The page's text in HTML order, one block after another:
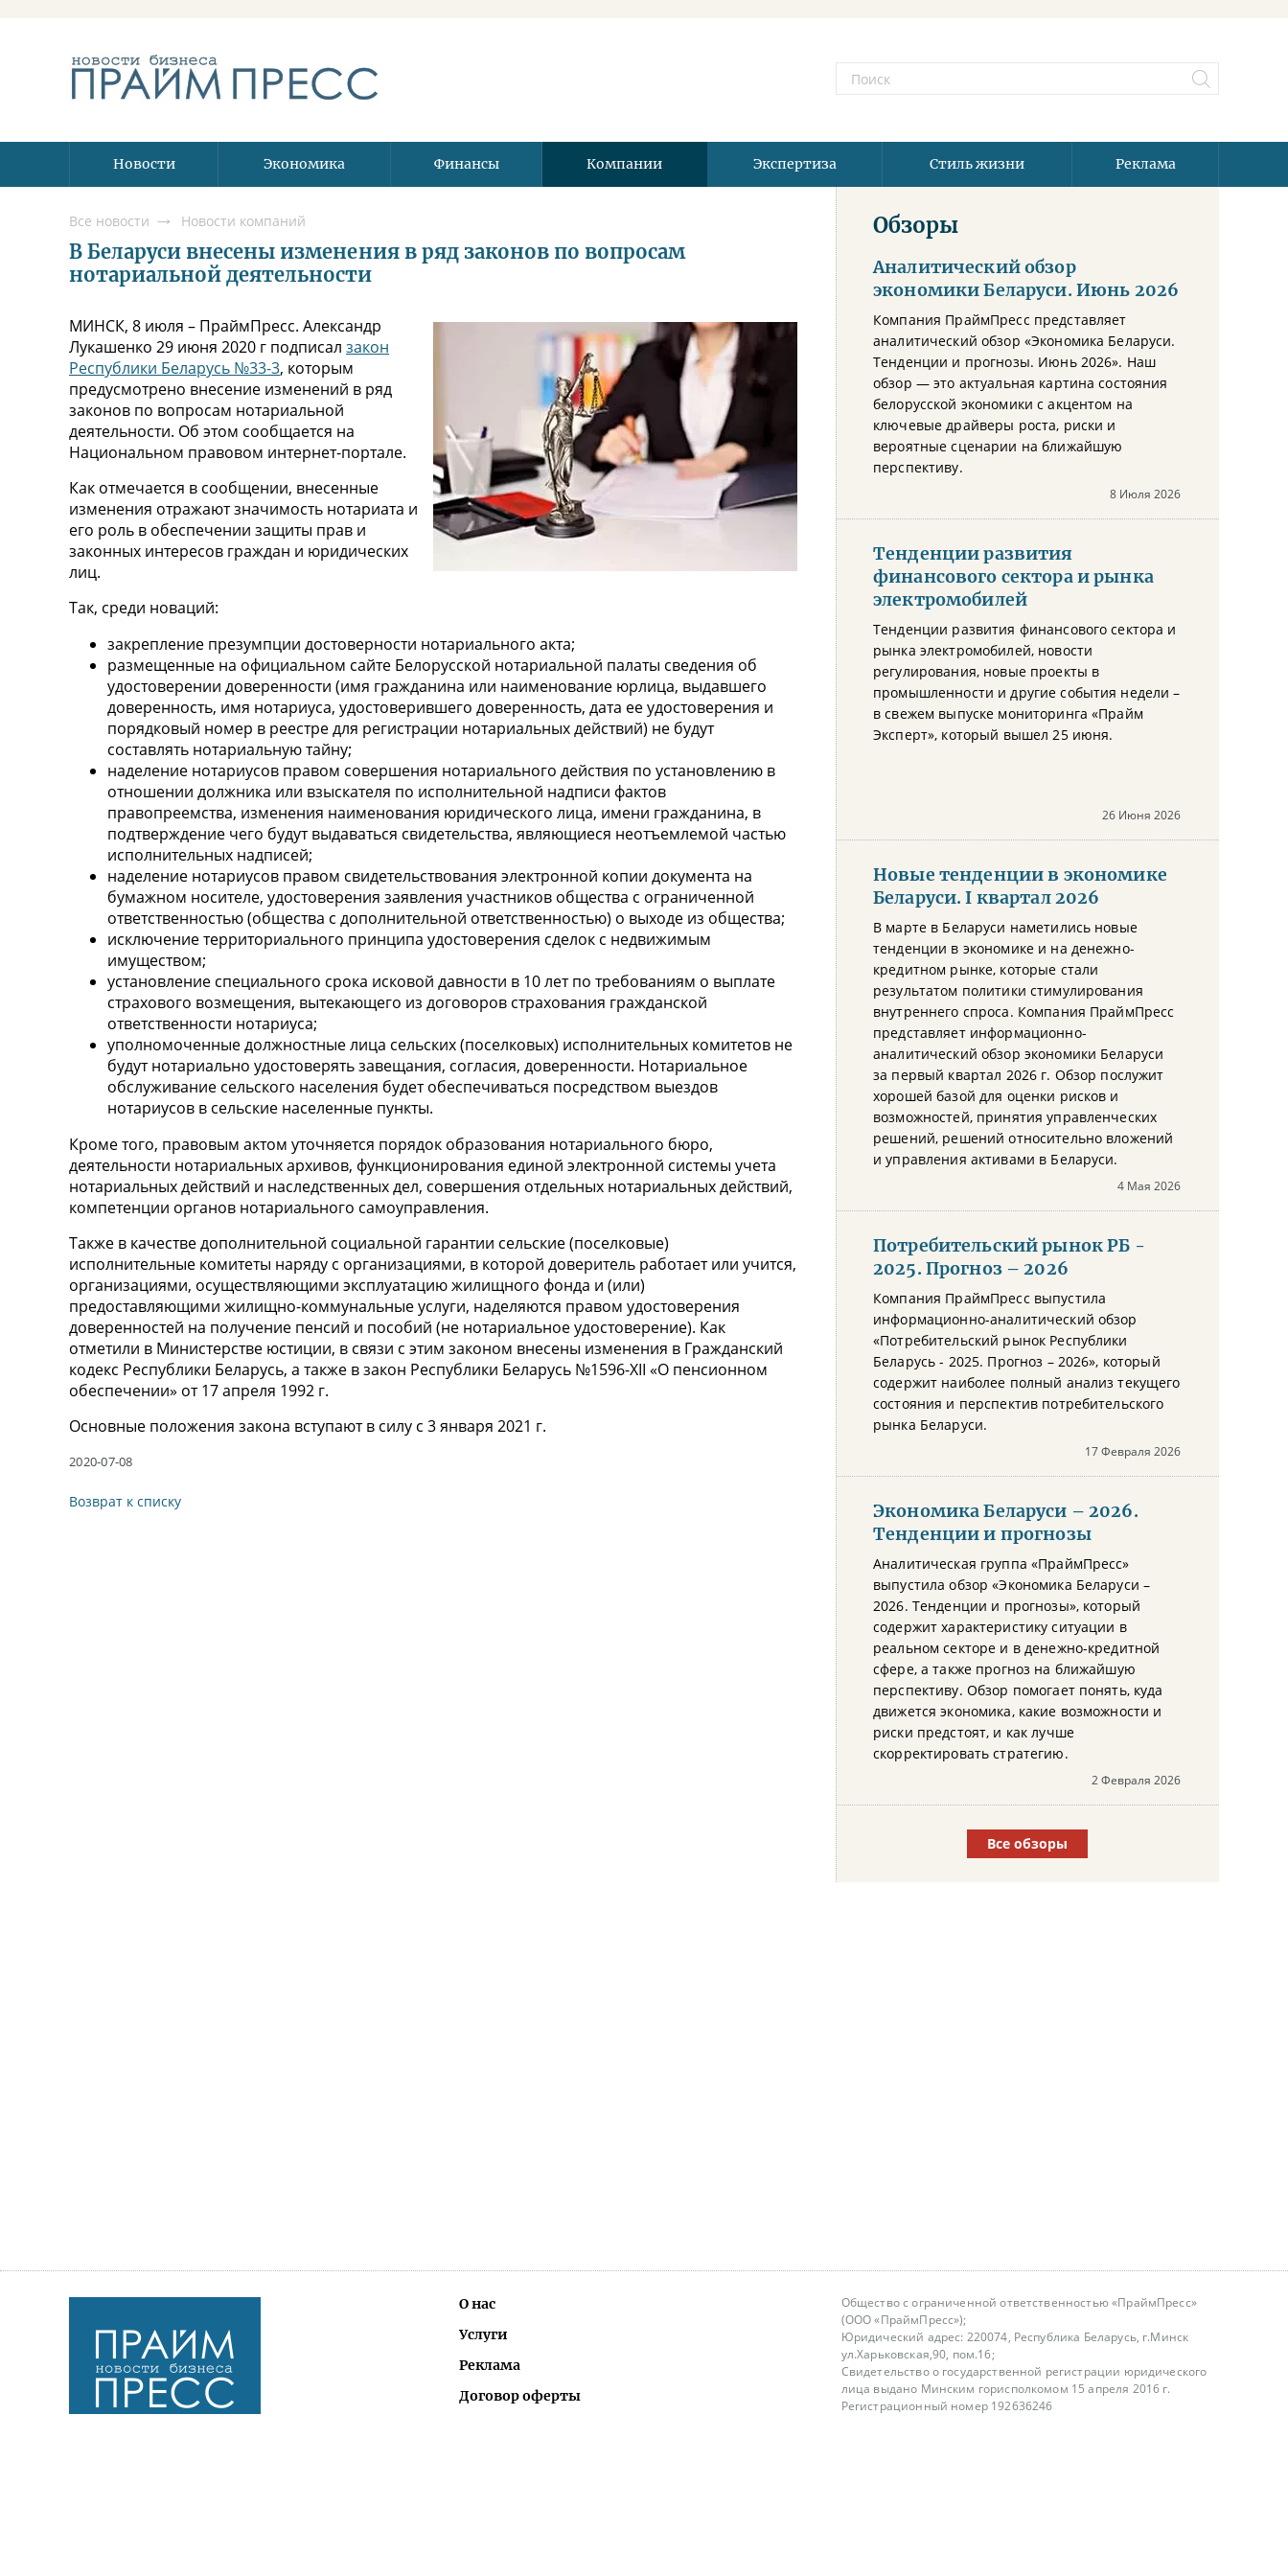
Новости Экономика Финансы Компании Экспертиза Стиль жизни Реклама
Все новости Новости компаний
В Беларуси внесены изменения в ряд законов по вопросам
нотариальной деятельности
МИНСК, 8 июля – ПраймПресс. Александр
Лукашенко 29 июня 2020 г подписал закон
Республики Беларусь №33-3, которым
предусмотрено внесение изменений в ряд
законов по вопросам нотариальной
деятельности. Об этом сообщается на
Национальном правовом интернет-портале.
Как отмечается в сообщении, внесенные
изменения отражают значимость нотариата и
его роль в обеспечении защиты прав и
законных интересов граждан и юридических
лиц.
Так, среди новаций:
закрепление презумпции достоверности нотариального акта;
размещенные на официальном сайте Белорусской нотариальной палаты сведения об
удостоверении доверенности (имя гражданина или наименование юрлица, выдавшего
доверенность, имя нотариуса, удостоверившего доверенность, дата ее удостоверения и
порядковый номер в реестре для регистрации нотариальных действий) не будут
составлять нотариальную тайну;
наделение нотариусов правом совершения нотариального действия по установлению в
отношении должника или взыскателя по исполнительной надписи фактов
правопреемства, изменения наименования юридического лица, имени гражданина, в
подтверждение чего будут выдаваться свидетельства, являющиеся неотъемлемой частью
исполнительных надписей;
наделение нотариусов правом свидетельствования электронной копии документа на
бумажном носителе, удостоверения заявления участников общества с ограниченной
ответственностью (общества с дополнительной ответственностью) о выходе из общества;
исключение территориального принципа удостоверения сделок с недвижимым
имуществом;
установление специального срока исковой давности в 10 лет по требованиям о выплате
страхового возмещения, вытекающего из договоров страхования гражданской
ответственности нотариуса;
уполномоченные должностные лица сельских (поселковых) исполнительных комитетов не
будут нотариально удостоверять завещания, согласия, доверенности. Нотариальное
обслуживание сельского населения будет обеспечиваться посредством выездов
нотариусов в сельские населенные пункты.
Кроме того, правовым актом уточняется порядок образования нотариального бюро,
деятельности нотариальных архивов, функционирования единой электронной системы учета
нотариальных действий и наследственных дел, совершения отдельных нотариальных действий,
компетенции органов нотариального самоуправления.
Также в качестве дополнительной социальной гарантии сельские (поселковые)
исполнительные комитеты наряду с организациями, в которой доверитель работает или учится,
организациями, осуществляющими эксплуатацию жилищного фонда и (или)
предоставляющими жилищно-коммунальные услуги, наделяются правом удостоверения
доверенностей на получение пенсий и пособий (не нотариальное удостоверение). Как
отметили в Министерстве юстиции, в связи с этим законом внесены изменения в Гражданский
кодекс Республики Беларусь, а также в закон Республики Беларусь №1596-XII «О пенсионном
обеспечении» от 17 апреля 1992 г.
Основные положения закона вступают в силу с 3 января 2021 г.
2020-07-08
Возврат к списку
Обзоры
Аналитический обзор
экономики Беларуси. Июнь 2026
Компания ПраймПресс представляет
аналитический обзор «Экономика Беларуси.
Тенденции и прогнозы. Июнь 2026». Наш
обзор — это актуальная картина состояния
белорусской экономики с акцентом на
ключевые драйверы роста, риски и
вероятные сценарии на ближайшую
перспективу.
8 Июля 2026
Тенденции развития
финансового сектора и рынка
электромобилей
Тенденции развития финансового сектора и
рынка электромобилей, новости
регулирования, новые проекты в
промышленности и другие события недели –
в свежем выпуске мониторинга «Прайм
Эксперт», который вышел 25 июня.
26 Июня 2026
Новые тенденции в экономике
Беларуси. I квартал 2026
В марте в Беларуси наметились новые
тенденции в экономике и на денежно-
кредитном рынке, которые стали
результатом политики стимулирования
внутреннего спроса. Компания ПраймПресс
представляет информационно-
аналитический обзор экономики Беларуси
за первый квартал 2026 г. Обзор послужит
хорошей базой для оценки рисков и
возможностей, принятия управленческих
решений, решений относительно вложений
и управления активами в Беларуси.
4 Мая 2026
Потребительский рынок РБ -
2025. Прогноз – 2026
Компания ПраймПресс выпустила
информационно-аналитический обзор
«Потребительский рынок Республики
Беларусь - 2025. Прогноз – 2026», который
содержит наиболее полный анализ текущего
состояния и перспектив потребительского
рынка Беларуси.
17 Февраля 2026
Экономика Беларуси – 2026.
Тенденции и прогнозы
Аналитическая группа «ПраймПресс»
выпустила обзор «Экономика Беларуси –
2026. Тенденции и прогнозы», который
содержит характеристику ситуации в
реальном секторе и в денежно-кредитной
сфере, а также прогноз на ближайшую
перспективу. Обзор помогает понять, куда
движется экономика, какие возможности и
риски предстоят, и как лучше
скорректировать стратегию.
2 Февраля 2026
Все обзоры
О нас
Услуги
Реклама
Договор оферты
Общество с ограниченной ответственностью «ПраймПресс»
(ООО «ПраймПресс»);
Юридический адрес: 220074, Республика Беларусь, г.Минск
ул.Харьковская,90, пом.16;
Свидетельство о государственной регистрации юридического
лица выдано Минским горисполкомом 15 апреля 2016 г.
Регистрационный номер 192636246